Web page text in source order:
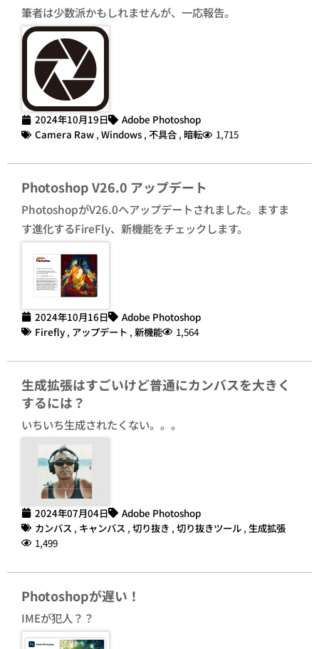
筆者は少数派かもしれませんが、一応報告。
2024年10月19日
Adobe Photoshop
Camera Raw , Windows , 不具合 , 暗転 1,715
Photoshop V26.0 アップデート
PhotoshopがV26.0へアップデートされました。ますま
す進化するFireFly、新機能をチェックします。
2024年10月16日
Adobe Photoshop
Firefly , アップデート , 新機能 1,564
生成拡張はすごいけど普通にカンバスを大きく
するには？
いちいち生成されたくない。。。
2024年07月04日
Adobe Photoshop
カンバス , キャンバス , 切り抜き , 切り抜きツール , 生成拡張
1,499
Photoshopが遅い！
IMEが犯人？？